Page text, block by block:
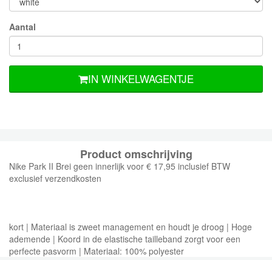
Aantal
IN WINKELWAGENTJE
Product omschrijving
Nike Park II Brei geen innerlijk voor € 17,95 inclusief BTW
exclusief verzendkosten
kort | Materiaal is zweet management en houdt je droog | Hoge
ademende | Koord in de elastische tailleband zorgt voor een
perfecte pasvorm | Materiaal: 100% polyester